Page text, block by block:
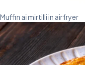
Muffin ai mirtilli in airfryer